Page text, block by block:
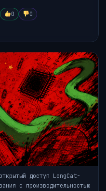
0 0
доступ LongCat-
с производительностью